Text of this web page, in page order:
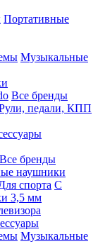
Портативные
Музыкальные
Все бренды
педали, КПП
Все бренды
наушники
спорта С
3,5 мм
Музыкальные